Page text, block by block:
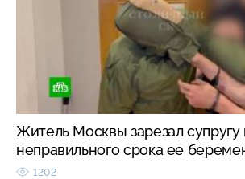
Житель Москвы зарезал супругу
неправильного срока ее
1202